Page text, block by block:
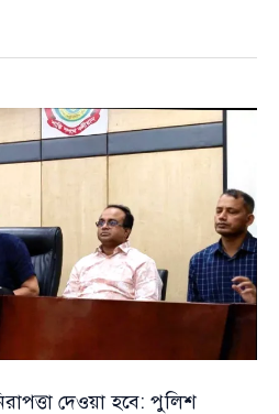
দেওয়া হবে: পুলিশ